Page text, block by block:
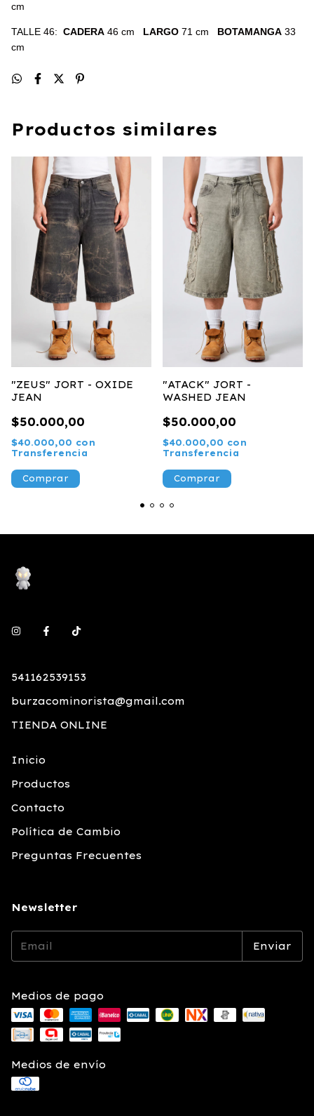
cm
TALLE 46: CADERA 46 cm LARGO 71 cm BOTAMANGA 33
cm
Productos similares
"ZEUS" JORT - OXIDE
JEAN
$50.000,00
$40.000,00 con
Transferencia
Comprar
"ATACK" JORT -
WASHED JEAN
$50.000,00
$40.000,00 con
Transferencia
Comprar
541162539153
burzacominorista@gmail.com
TIENDA ONLINE
Inicio
Productos
Contacto
Política de Cambio
Preguntas Frecuentes
Newsletter
Medios de pago
Medios de envío